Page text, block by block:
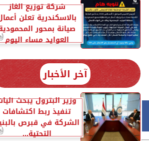
شركة توزيع الغاز
بالاسكندرية تعلن
صيانة بمحور
العوايد مساء اليوم
آخر الأخبار
وزير البترول يبحث
تنفيذ ربط اكتشافات
الشركة في قبرص
التحتية...